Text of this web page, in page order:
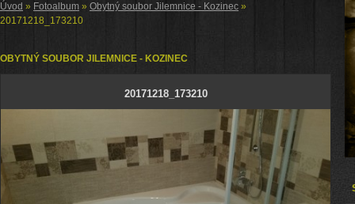
Úvod » Fotoalbum » Obytný soubor Jilemnice - Kozinec »
20171218_173210
OBYTNÝ SOUBOR JILEMNICE - KOZINEC
20171218_173210